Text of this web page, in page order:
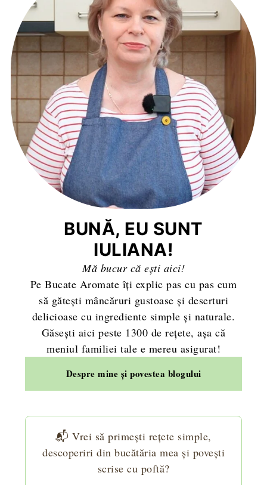
BUNĂ, EU SUNT
IULIANA!
Mă bucur că ești aici!
Pe Bucate Aromate îți explic pas cu pas cum
să gătești mâncăruri gustoase și deserturi
delicioase cu ingrediente simple și naturale.
Găsești aici peste 1300 de rețete, așa că
meniul familiei tale e mereu asigurat!
Despre mine și povestea blogului
📬 Vrei să primești rețete simple,
descoperiri din bucătăria mea și povești
scrise cu poftă?